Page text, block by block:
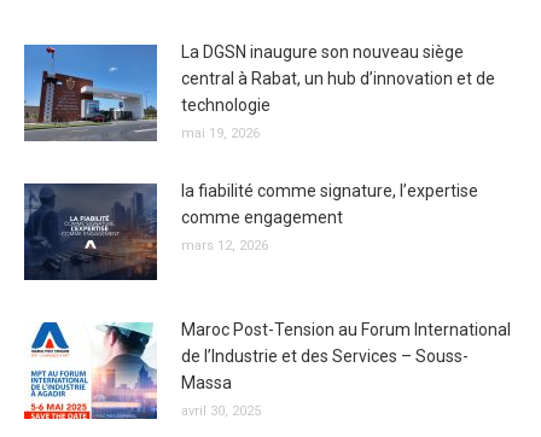
La DGSN inaugure son nouveau siège
central à Rabat, un hub d’innovation et de
technologie
mai 19, 2026
la fiabilité comme signature, l’expertise
comme engagement
mars 12, 2026
Maroc Post-Tension au Forum International
de l’Industrie et des Services – Souss-
Massa
avril 30, 2025